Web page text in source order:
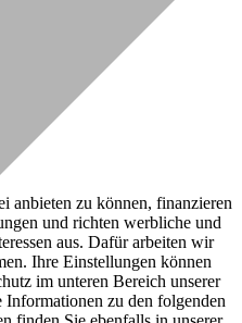
anbieten zu können, finanzieren
und richten werbliche und
aus. Dafür arbeiten wir
Ihre Einstellungen können
im unteren Bereich unserer
Informationen zu den folgenden